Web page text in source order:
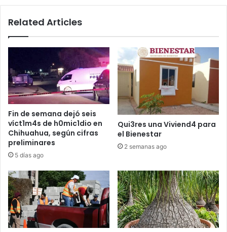
a
Related Articles
Fin de semana dejó seis
víct1m4s de h0mic1dio en
Chihuahua, según cifras
preliminares
5 días ago
Qui3res una Viviend4 para
el Bienestar
2 semanas ago